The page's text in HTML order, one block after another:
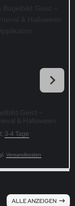
Geist –
& Halloween
3-4 Tage
Versandkosten
ALLE ANZEIGEN